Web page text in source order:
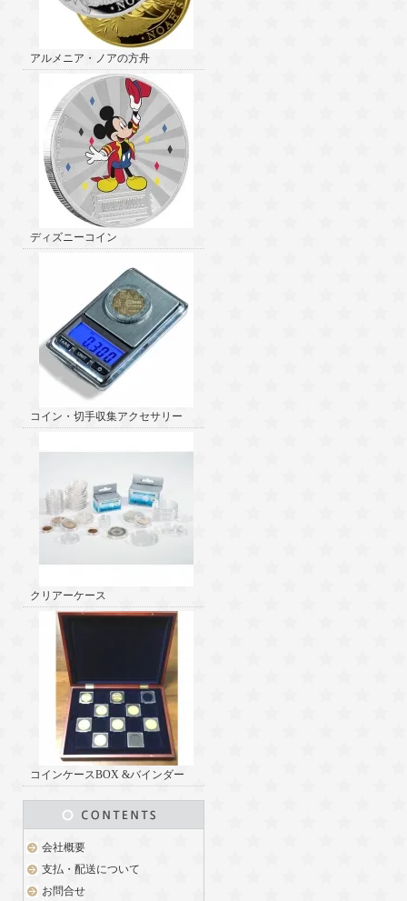
アルメニア・ノアの方舟
ディズニーコイン
コイン・切手収集アクセサリー
クリアーケース
コインケースBOX &バインダー
会社概要
支払・配送について
お問合せ